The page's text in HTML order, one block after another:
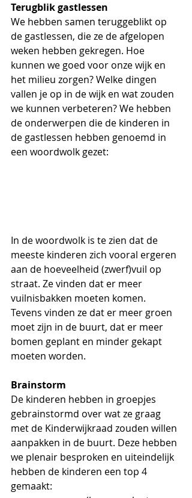
Terugblik gastlessen
We hebben samen teruggeblikt op
de gastlessen, die ze de afgelopen
weken hebben gekregen. Hoe
kunnen we goed voor onze wijk en
het milieu zorgen? Welke dingen
vallen je op in de wijk en wat zouden
we kunnen verbeteren? We hebben
de onderwerpen die de kinderen in
de gastlessen hebben genoemd in
een woordwolk gezet:
In de woordwolk is te zien dat de
meeste kinderen zich vooral ergeren
aan de hoeveelheid (zwerf)vuil op
straat. Ze vinden dat er meer
vuilnisbakken moeten komen.
Tevens vinden ze dat er meer groen
moet zijn in de buurt, dat er meer
bomen geplant en minder gekapt
moeten worden.
Brainstorm
De kinderen hebben in groepjes
gebrainstormd over wat ze graag
met de Kinderwijkraad zouden willen
aanpakken in de buurt. Deze hebben
we plenair besproken en uiteindelijk
hebben de kinderen een top 4
gemaakt: